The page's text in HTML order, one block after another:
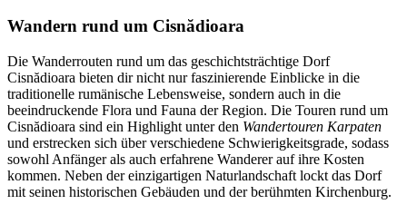
Wandern rund um Cisnădioara
Die Wanderrouten rund um das geschichtsträchtige Dorf
Cisnădioara bieten dir nicht nur faszinierende Einblicke in die
traditionelle rumänische Lebensweise, sondern auch in die
beeindruckende Flora und Fauna der Region. Die Touren rund um
Cisnădioara sind ein Highlight unter den Wandertouren Karpaten
und erstrecken sich über verschiedene Schwierigkeitsgrade, sodass
sowohl Anfänger als auch erfahrene Wanderer auf ihre Kosten
kommen. Neben der einzigartigen Naturlandschaft lockt das Dorf
mit seinen historischen Gebäuden und der berühmten Kirchenburg.